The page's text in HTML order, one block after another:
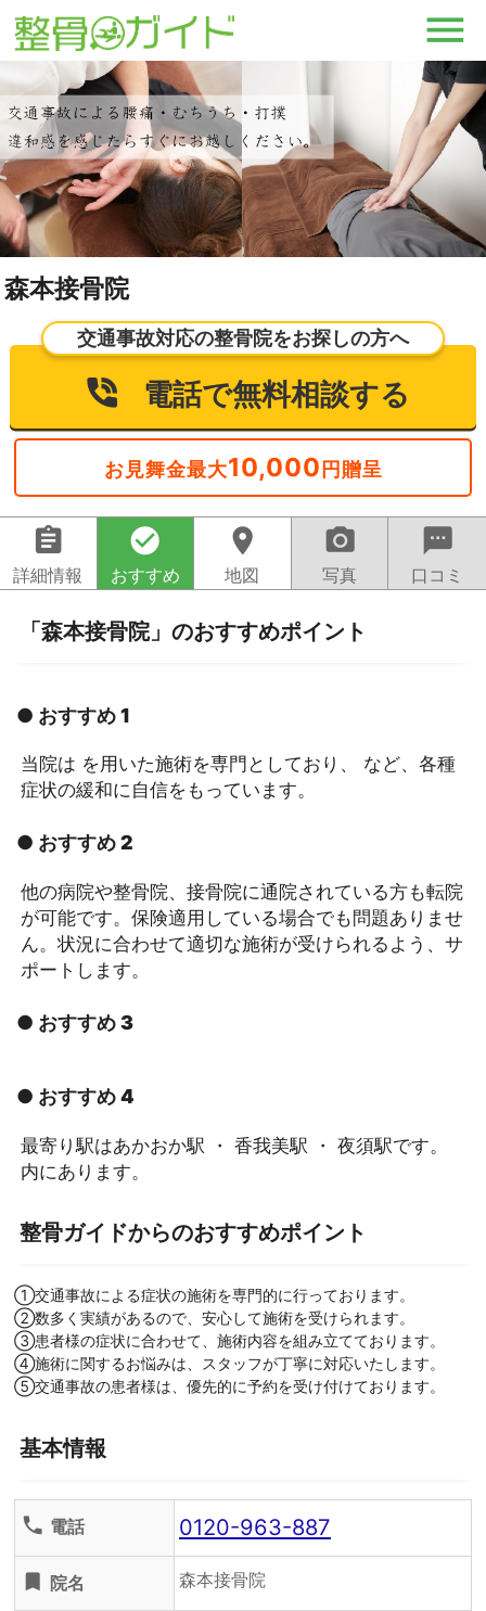
森本接骨院
交通事故対応の整骨院をお探しの方へ
電話で無料相談する
お見舞金最大10,000 円贈呈
assignment
詳細情報
check_circle
おすすめ
location_on
地図
camera_alt
写真
sms
口コミ
「森本接骨院」のおすすめポイント
● おすすめ 1
当院は を用いた施術を専門としており、 など、各種
症状の緩和に自信をもっています。
● おすすめ 2
他の病院や整骨院、接骨院に通院されている方も転院
が可能です。保険適用している場合でも問題ありませ
ん。状況に合わせて適切な施術が受けられるよう、サ
ポートします。
● おすすめ 3
● おすすめ 4
最寄り駅はあかおか駅 ・ 香我美駅 ・ 夜須駅です。
内にあります。
整骨ガイドからのおすすめポイント
①交通事故による症状の施術を専門的に行っております。
②数多く実績があるので、安心して施術を受けられます。
③患者様の症状に合わせて、施術内容を組み立てております。
④施術に関するお悩みは、スタッフが丁寧に対応いたします。
⑤交通事故の患者様は、優先的に予約を受け付けております。
基本情報
phone 電話 0120-963-887
turned_in 院名 森本接骨院